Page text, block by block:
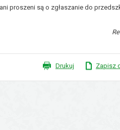
proszeni są o zgłaszanie do
Drukuj Zapisz